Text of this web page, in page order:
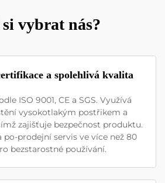
vybrat nás?
a spolehlivá kvalita
ISO 9001, CE a SGS. Využívá
vysokotlakým postřikem a
zajišťuje bezpečnost produktu.
po-prodejní servis ve více než 80
bezstarostné používání.